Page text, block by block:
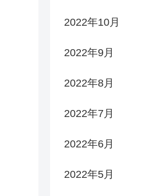
2022年10月
2022年9月
2022年8月
2022年7月
2022年6月
2022年5月